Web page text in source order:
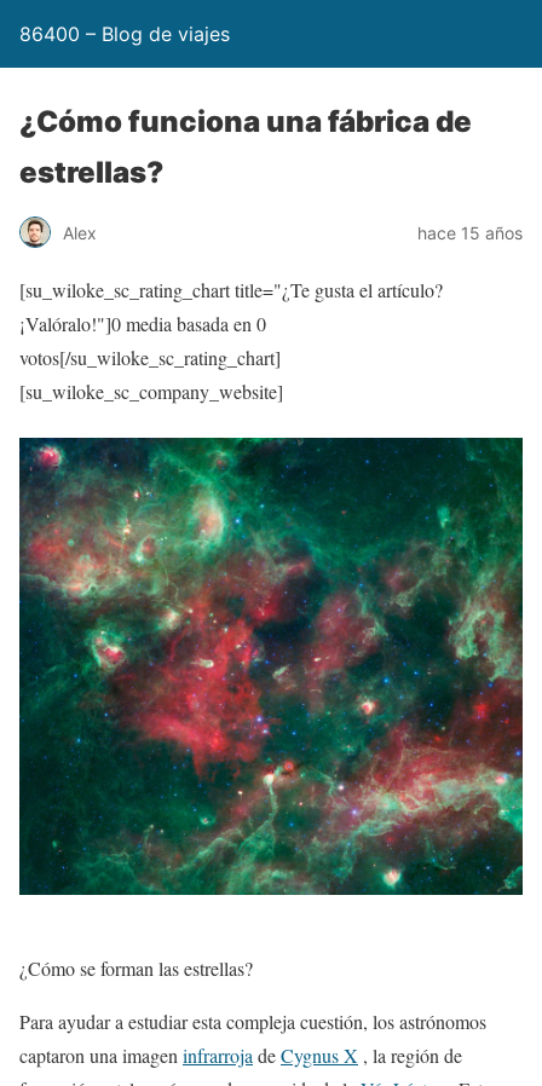
86400 – Blog de viajes
¿Cómo funciona una fábrica de
estrellas?
Alex hace 15 años
[su_wiloke_sc_rating_chart title="¿Te gusta el artículo?
¡Valóralo!"]0media basada en 0
votos[/su_wiloke_sc_rating_chart]
[su_wiloke_sc_company_website]
¿Cómo se forman las estrellas?
Para ayudar a estudiar esta compleja cuestión, los astrónomos
captaron una imageninfrarrojadeCygnus X , la región de